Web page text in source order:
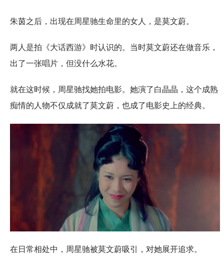
朱茵之后，出现在周星驰生命里的女人，是莫文蔚。
两人是拍《大话西游》时认识的。当时莫文蔚还在做音乐，
出了一张唱片，但没什么水花。
就在这时候，周星驰找她拍电影。她演了白晶晶，这个成熟
痴情的人物不仅成就了莫文蔚，也成了电影史上的经典。
在日常相处中，周星驰被莫文蔚吸引，对她展开追求。